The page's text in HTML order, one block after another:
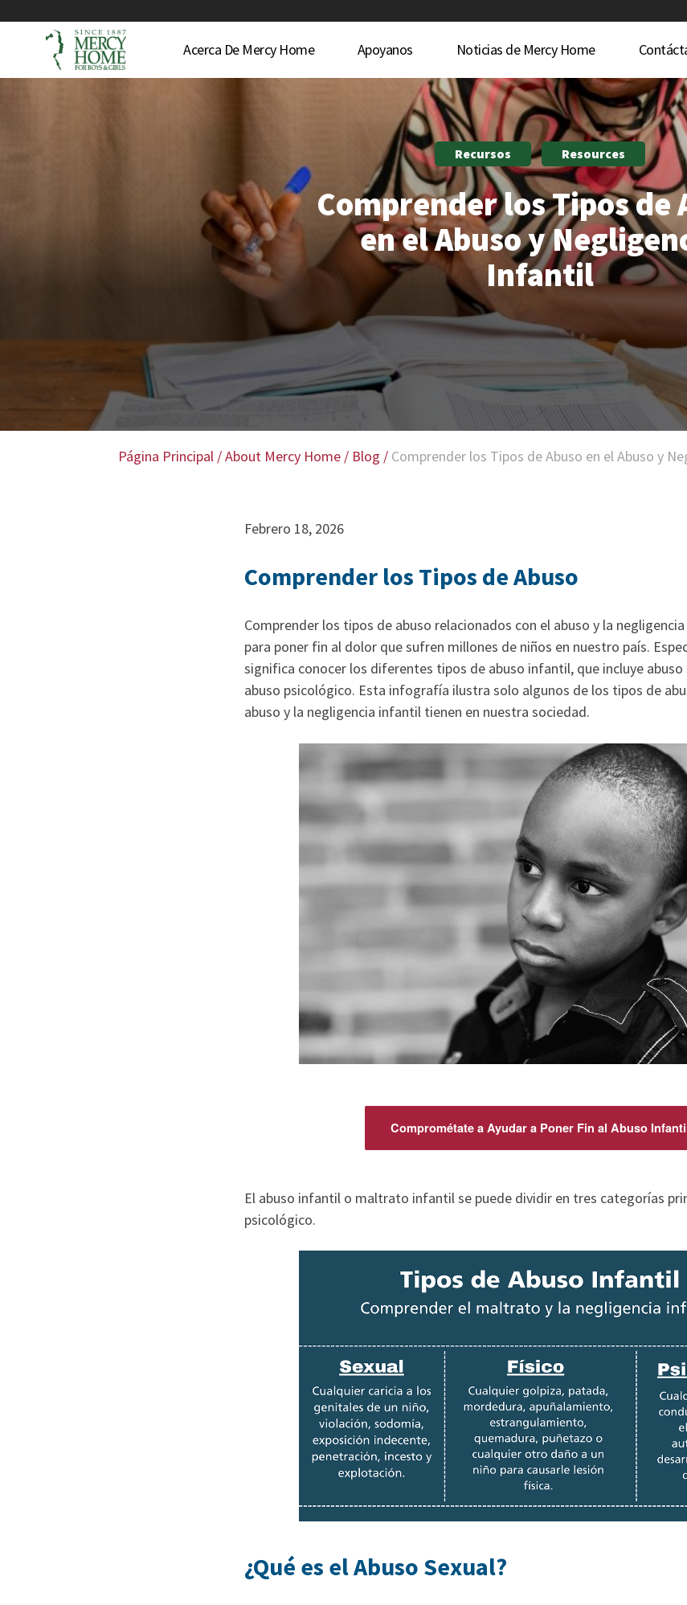
Acerca De Mercy Home Apoyanos Noticias de Mercy Home
Recursos Resources
Comprender los Tipos de
en el Abuso y
Infantil
Página Principal /About Mercy Home / Blog / Comprender los Tipos de Abuso en el Abuso y
Febrero 18, 2026
Comprender los Tipos de Abuso
Comprender los tipos de abuso relacionados con el abuso y la
para poner fin al dolor que sufren millones de niños en nuestro país.
significa conocer los diferentes tipos de abuso infantil, que incluye abuso
abuso psicológico. Esta infografía ilustra solo algunos de los tipos de
abuso y la negligencia infantil tienen en nuestra sociedad.
Comprométate a Ayudar a Poner Fin al Abuso
El abuso infantil o maltrato infantil se puede dividir en tres categorías
psicológico.
¿Qué es el Abuso Sexual?